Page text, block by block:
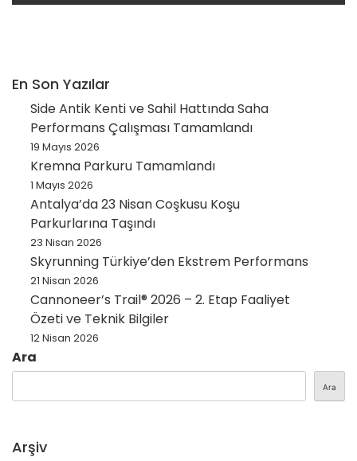
En Son Yazılar
Side Antik Kenti ve Sahil Hattında Saha
Performans Çalışması Tamamlandı
19 Mayıs 2026
Kremna Parkuru Tamamlandı
1 Mayıs 2026
Antalya’da 23 Nisan Coşkusu Koşu
Parkurlarına Taşındı
23 Nisan 2026
Skyrunning Türkiye’den Ekstrem Performans
21 Nisan 2026
Cannoneer’s Trail® 2026 – 2. Etap Faaliyet
Özeti ve Teknik Bilgiler
12 Nisan 2026
Ara
Ara
Arşiv